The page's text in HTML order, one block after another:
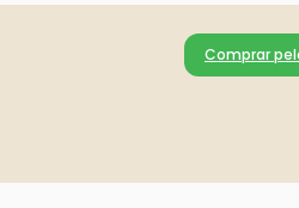
Comprar